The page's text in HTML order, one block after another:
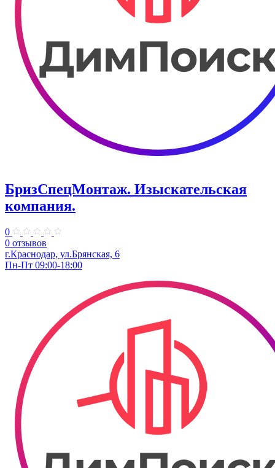
БризСпецМонтаж. Изыскательская
компания.
0
0 отзывов
г.Краснодар, ул.Брянская, 6
Пн-Пт 09:00-18:00